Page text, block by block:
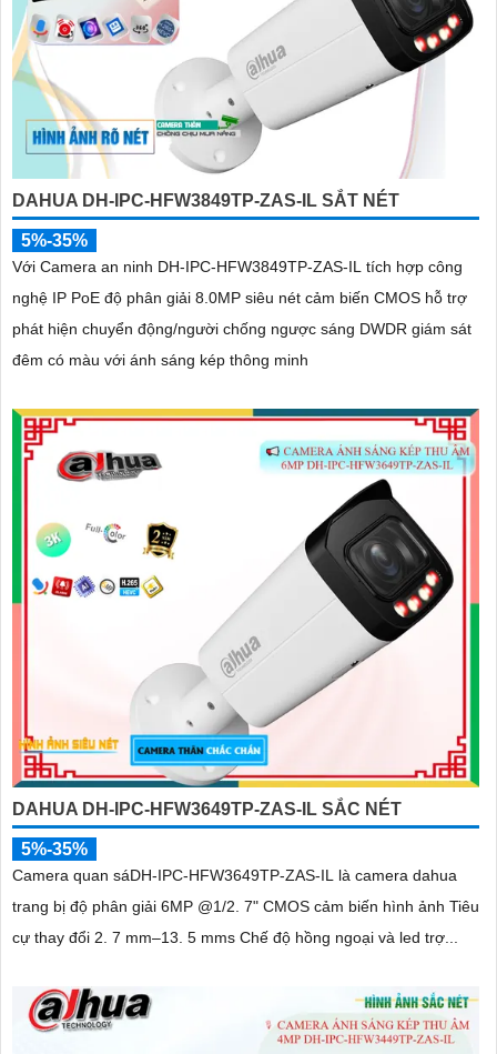
DAHUA DH-IPC-HFW3849TP-ZAS-IL SẮT NÉT
5%-35%
Với Camera an ninh DH-IPC-HFW3849TP-ZAS-IL tích hợp công
nghệ IP PoE độ phân giải 8.0MP siêu nét cảm biến CMOS hỗ trợ
phát hiện chuyển động/người chống ngược sáng DWDR giám sát
đêm có màu với ánh sáng kép thông minh
DAHUA DH-IPC-HFW3649TP-ZAS-IL SẮC NÉT
5%-35%
Camera quan sáDH-IPC-HFW3649TP-ZAS-IL là camera dahua
trang bị độ phân giải 6MP @1/2. 7" CMOS cảm biến hình ảnh Tiêu
cự thay đổi 2. 7 mm–13. 5 mms Chế độ hồng ngoại và led trợ...